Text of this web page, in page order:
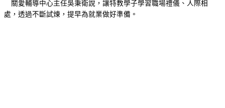
關愛輔導中心主任吳秉衛說，讓特教學子學習職場禮儀、人際相
處，透過不斷試煉，提早為就業做好準備。